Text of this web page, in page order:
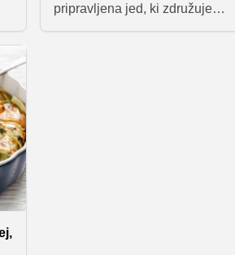
pripravljena jed, ki združuje